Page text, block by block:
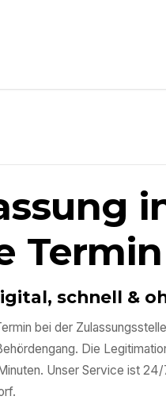
Termin
schnell &
bei der
Die
Unser Service ist
.